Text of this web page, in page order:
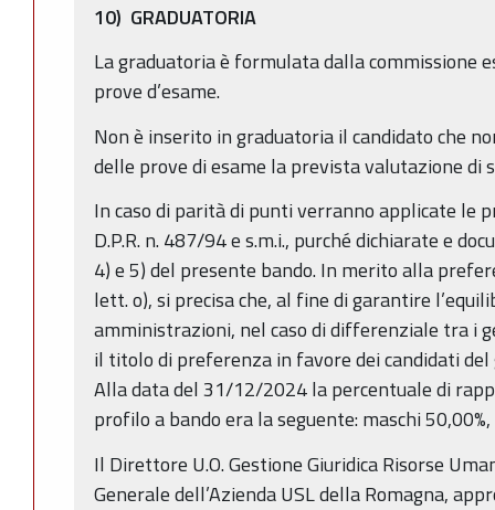
10) GRADUATORIA
La graduatoria è formulata dalla commissione
prove d’esame.
Non è inserito in graduatoria il candidato che
delle prove di esame la prevista valutazione di
In caso di parità di punti verranno applicate le
D.P.R. n. 487/94 e s.m.i., purché dichiarate e
4) e 5) del presente bando. In merito alla
lett. o), si precisa che, al fine di garantire
amministrazioni, nel caso di differenziale tra i
il titolo di preferenza in favore dei candidati
Alla data del 31/12/2024 la percentuale di
profilo a bando era la seguente: maschi
Il Direttore U.O. Gestione Giuridica Risorse
Generale dell’Azienda USL della Romagna,